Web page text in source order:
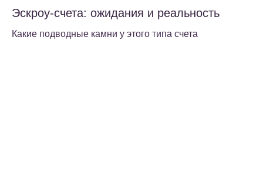
Эскроу-счета: ожидания и реальность
Какие подводные камни у этого типа счета